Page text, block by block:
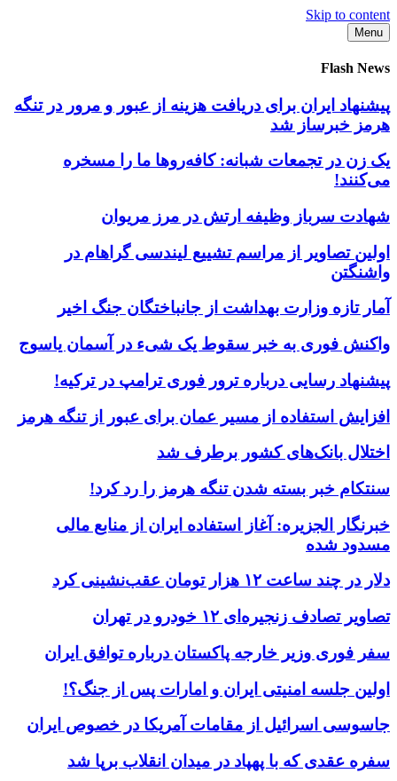
Skip to content
Menu
Flash News
پیشنهاد ایران برای دریافت هزینه از عبور و مرور در تنگه
هرمز خبرساز شد
یک زن در تجمعات شبانه: کافه‌روها ما را مسخره
می‌کنند!
شهادت سرباز وظیفه ارتش در مرز مریوان
اولین تصاویر از مراسم تشییع لیندسی گراهام در
واشنگتن
آمار تازه وزارت بهداشت از جانباختگان جنگ اخیر
واکنش فوری به خبر سقوط یک شیء در آسمان یاسوج
پیشنهاد رسایی درباره ترور فوری ترامپ در ترکیه!
افزایش استفاده از مسیر عمان برای عبور از تنگه هرمز
اختلال بانک‌های کشور برطرف شد
سنتکام خبر بسته شدن تنگه هرمز را رد کرد!
خبرنگار الجزیره: آغاز استفاده ایران از منابع مالی
مسدود شده
دلار در چند ساعت ۱۲ هزار تومان عقب‌نشینی کرد
تصاویر تصادف زنجیره‌ای ۱۲ خودرو در تهران
سفر فوری وزیر خارجه پاکستان درباره توافق ایران
اولین جلسه امنیتی ایران و امارات پس از جنگ؟!
جاسوسی اسرائیل از مقامات آمریکا در خصوص ایران
سفره عقدی که با پهپاد در میدان انقلاب برپا شد